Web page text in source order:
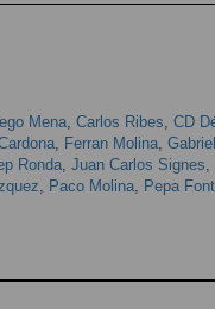
Mena, Carlos Ribes CD
, Ferran Molina, Gabriel
Ronda, Juan Carlos Signes
Paco Molina, Pepa Font